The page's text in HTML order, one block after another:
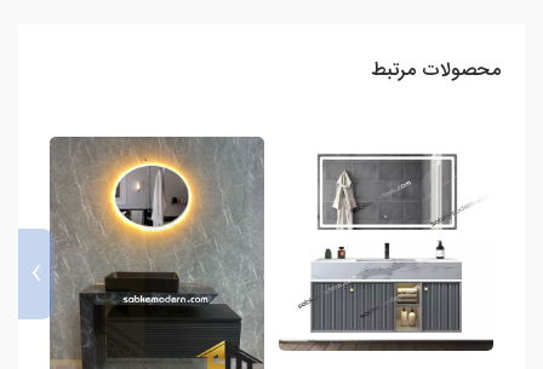
محصولات مرتبط
›